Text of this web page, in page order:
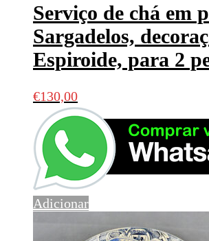
Serviço de chá em
Sargadelos,
Espiroide, para 2
€130,00
Adicionar